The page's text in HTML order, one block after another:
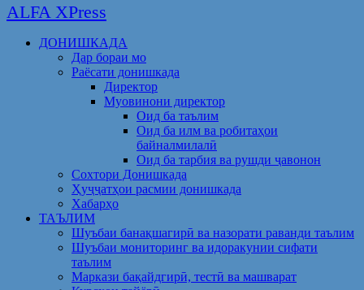
ALFA XPress
ДОНИШКАДА
Дар бораи мо
Раёсати донишкада
Директор
Муовинони директор
Оид ба таълим
Оид ба илм ва робитаҳои
байналмилалӣ
Оид ба тарбия ва рушди ҷавонон
Сохтори Донишкада
Ҳуҷҷатҳои расмии донишкада
Хабарҳо
ТАЪЛИМ
Шуъбаи банақшагирӣ ва назорати раванди таълим
Шуъбаи мониторинг ва идоракунии сифати
таълим
Маркази бақайдгирӣ, тестӣ ва машварат